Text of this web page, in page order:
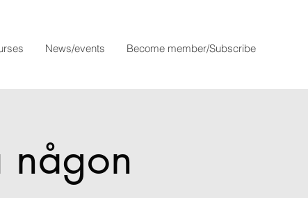
News/events Become member/Subscribe
någon